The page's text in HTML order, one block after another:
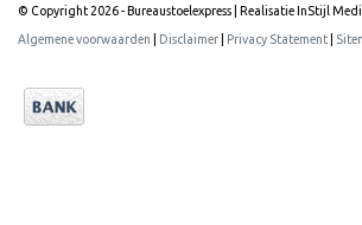
© Copyright 2026 - Bureaustoelexpress | RealisatieInStijl
Algemene voorwaarden
Disclaimer Privacy Statement